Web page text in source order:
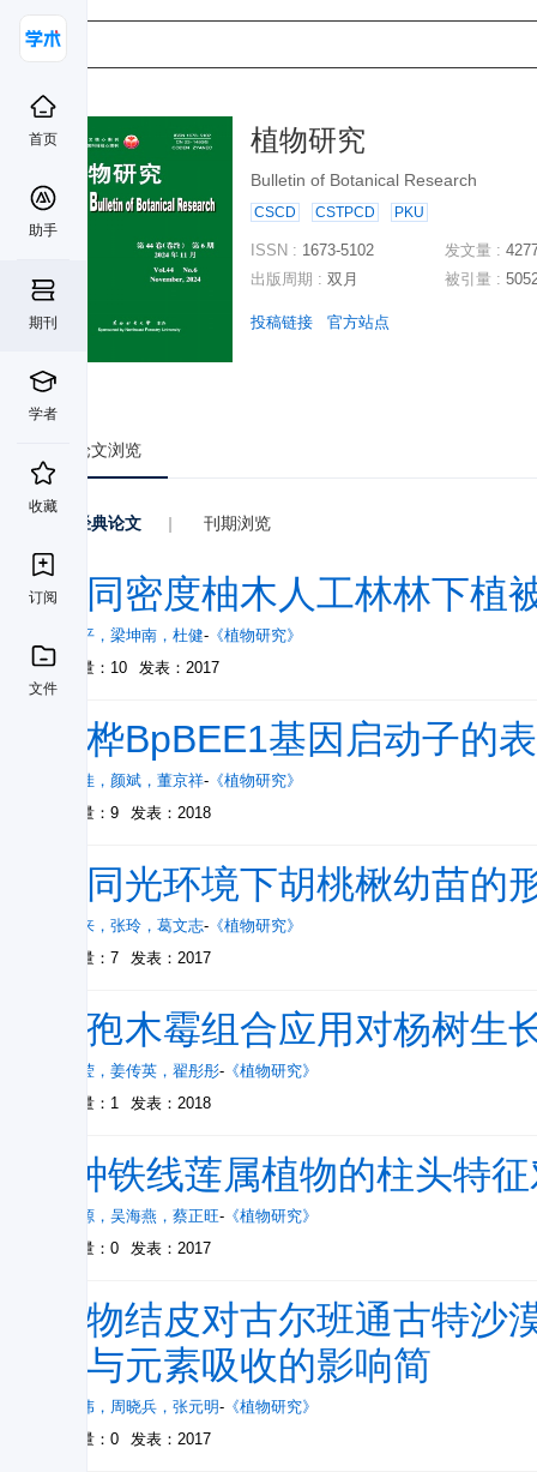
首页
助手
期刊
学者
收藏
订阅
文件
植物研究
Bulletin of Botanical Research
CSCD CSTPCD PKU
ISSN : 1673-5102
出版周期 : 双月
发文量 :
被引量 :
投稿链接 官方站点
论文浏览
经典论文 | 刊期浏览
不同密度柚木人工林林下植
周树平 ， 梁坤南 ， 杜健- 《植物研究》
被引量：10
发表：2017
白桦BpBEE1基因启动子的
许思佳 ， 颜斌 ， 董京祥- 《植物研究》
被引量：9
发表：2018
不同光环境下胡桃楸幼苗的
张东来 ， 张玲 ， 葛文志- 《植物研究》
被引量：7
发表：2017
棘孢木霉组合应用对杨树生
刘照莹 ， 姜传英 ， 翟彤彤- 《植物研究》
被引量：1
发表：2018
6种铁线莲属植物的柱头特
王思源 ， 吴海燕 ， 蔡正旺- 《植物研究》
被引量：0
发表：2017
生物结皮对古尔班通古特
性与元素吸收的影响简
庄伟伟 ， 周晓兵 ， 张元明- 《植物研究》
被引量：0
发表：2017